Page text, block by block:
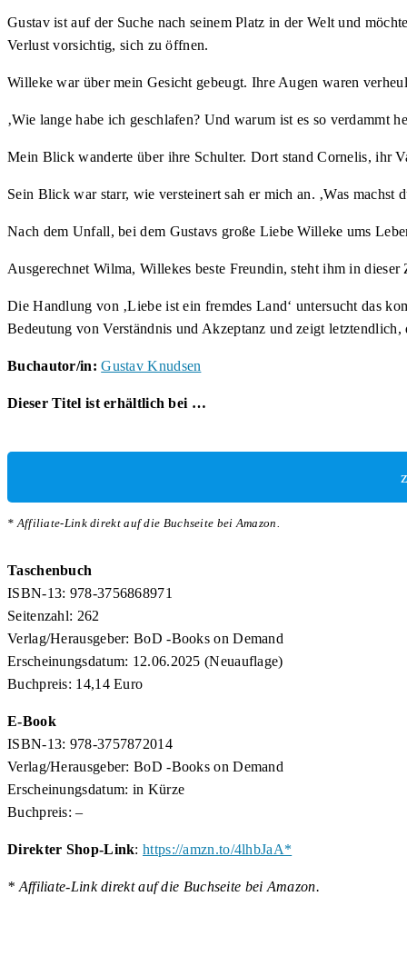
Gustav ist auf der Suche nach seinem Platz in der Welt und
Verlust vorsichtig, sich zu öffnen.
Willeke war über mein Gesicht gebeugt. Ihre Augen waren
‚Wie lange habe ich geschlafen? Und warum ist es so verdammt
Mein Blick wanderte über ihre Schulter. Dort stand Cornelis, ihr
Sein Blick war starr, wie versteinert sah er mich an. ‚Was machst
Nach dem Unfall, bei dem Gustavs große Liebe Willeke ums
Ausgerechnet Wilma, Willekes beste Freundin, steht ihm in
Die Handlung von ‚Liebe ist ein fremdes Land‘ untersucht das
Bedeutung von Verständnis und Akzeptanz und zeigt
Buchautor/in:Gustav Knudsen
Dieser Titel ist erhältlich bei …
* Affiliate-Link direkt auf die Buchseite bei Amazon.
Taschenbuch
ISBN-13: 978-3756868971
Seitenzahl: 262
Verlag/Herausgeber: BoD -Books on Demand
Erscheinungsdatum: 12.06.2025 (Neuauflage)
Buchpreis: 14,14 Euro
E-Book
ISBN-13: 978-3757872014
Verlag/Herausgeber: BoD -Books on Demand
Erscheinungsdatum: in Kürze
Buchpreis: –
Direkter Shop-Link:https://amzn.to/4lhbJaA*
* Affiliate-Link direkt auf die Buchseite bei Amazon.